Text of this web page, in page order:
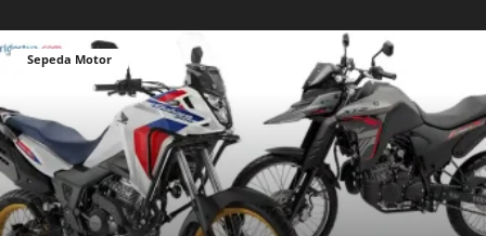
Sepeda Motor